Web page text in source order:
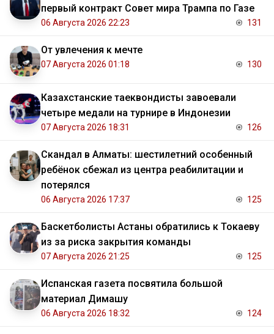
первый контракт Совет мира Трампа по Газе
06 Августа 2026 22:23 131
От увлечения к мечте
07 Августа 2026 01:18 130
Казахстанские таеквондисты завоевали
четыре медали на турнире в Индонезии
07 Августа 2026 18:31 126
Скандал в Алматы: шестилетний особенный
ребёнок сбежал из центра реабилитации и
потерялся
06 Августа 2026 17:37 125
Баскетболисты Астаны обратились к Токаеву
из за риска закрытия команды
07 Августа 2026 21:25 125
Испанская газета посвятила большой
материал Димашу
06 Августа 2026 18:32 124